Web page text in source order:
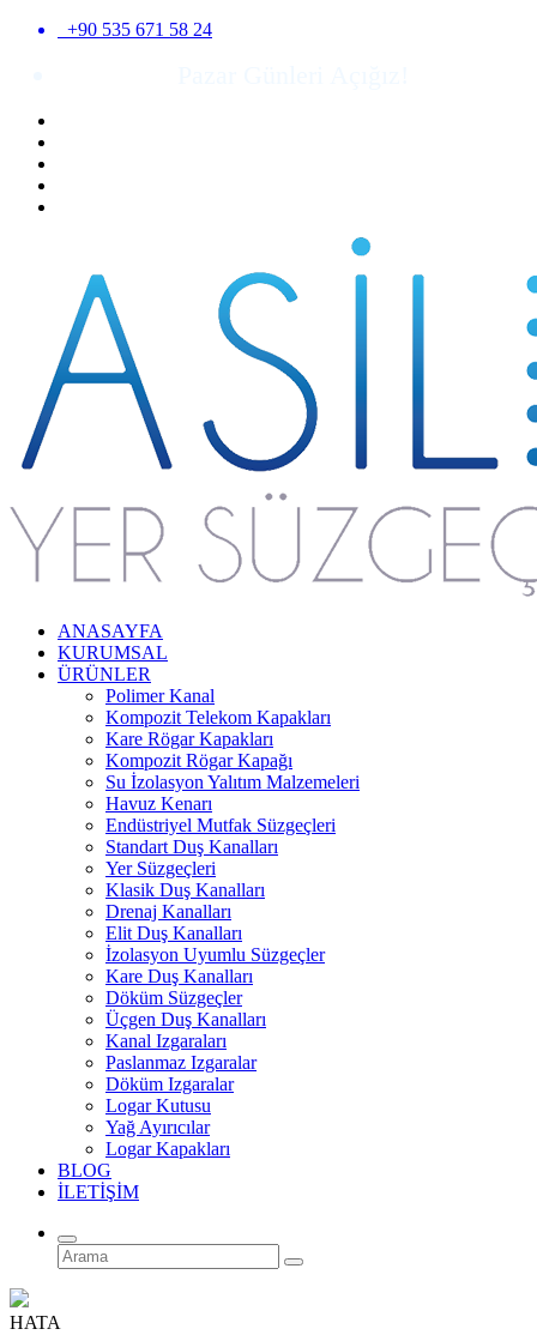
+90 535 671 58 24
ANASAYFA
KURUMSAL
ÜRÜNLER
Polimer Kanal
Kompozit Telekom Kapakları
Kare Rögar Kapakları
Kompozit Rögar Kapağı
Su İzolasyon Yalıtım Malzemeleri
Havuz Kenarı
Endüstriyel Mutfak Süzgeçleri
Standart Duş Kanalları
Yer Süzgeçleri
Klasik Duş Kanalları
Drenaj Kanalları
Elit Duş Kanalları
İzolasyon Uyumlu Süzgeçler
Kare Duş Kanalları
Döküm Süzgeçler
Üçgen Duş Kanalları
Kanal Izgaraları
Paslanmaz Izgaralar
Döküm Izgaralar
Logar Kutusu
Yağ Ayırıcılar
Logar Kapakları
BLOG
İLETİŞİM
HATA